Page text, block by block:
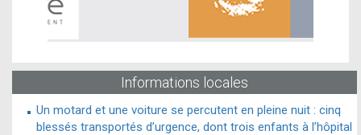
Informations locales
Un motard et une voiture se percutent en pleine nuit : cinq
blessés transportés d’urgence, dont trois enfants à l’hôpital